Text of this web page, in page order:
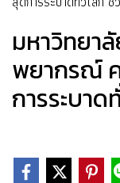
มหาวิทยา
พยากรณ์ ค
การระบา